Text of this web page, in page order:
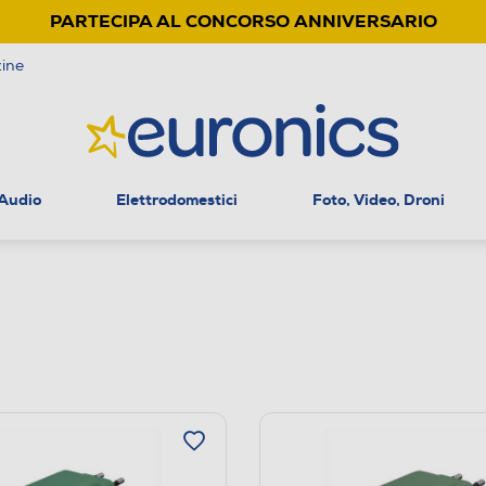
PARTECIPA AL CONCORSO ANNIVERSARIO
Elettrodomestici Foto, Video, Droni